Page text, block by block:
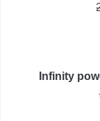
Infinity